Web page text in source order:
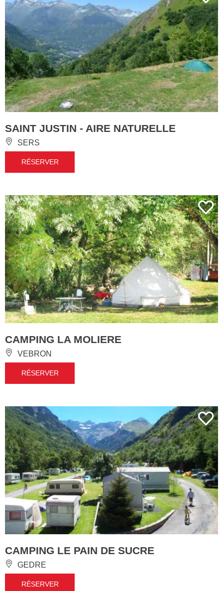
SAINT JUSTIN - AIRE NATURELLE
SERS
RÉSERVER
CAMPING LA MOLIERE
VEBRON
RÉSERVER
CAMPING LE PAIN DE SUCRE
GEDRE
RÉSERVER